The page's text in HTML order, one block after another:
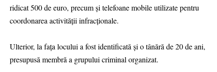
ridicat 500 de euro, precum și telefoane mobile utilizate pentru
coordonarea activității infracționale.
Ulterior, la fața locului a fost identificată și o tânără de 20 de ani,
presupusă membră a grupului criminal organizat.